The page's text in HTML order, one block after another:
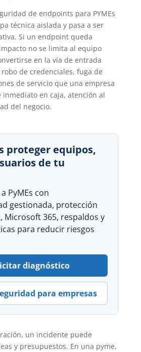
de endpoints para PYMEs
técnica aislada y pasa a ser
Si un endpoint queda
no se limita al equipo
en la vía de entrada
de credenciales, fuga de
de servicio que una empresa
inmediato en caja, atención al
del negocio.
proteger equipos,
de tu
PyMEs con
gestionada, protección
Microsoft 365, respaldos y
para reducir riesgos
diagnóstico
para empresas
un incidente puede
y presupuestos. En una pyme,